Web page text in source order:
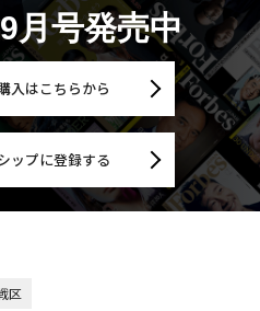
月号発売中
入はこちらから
ップに登録する
区